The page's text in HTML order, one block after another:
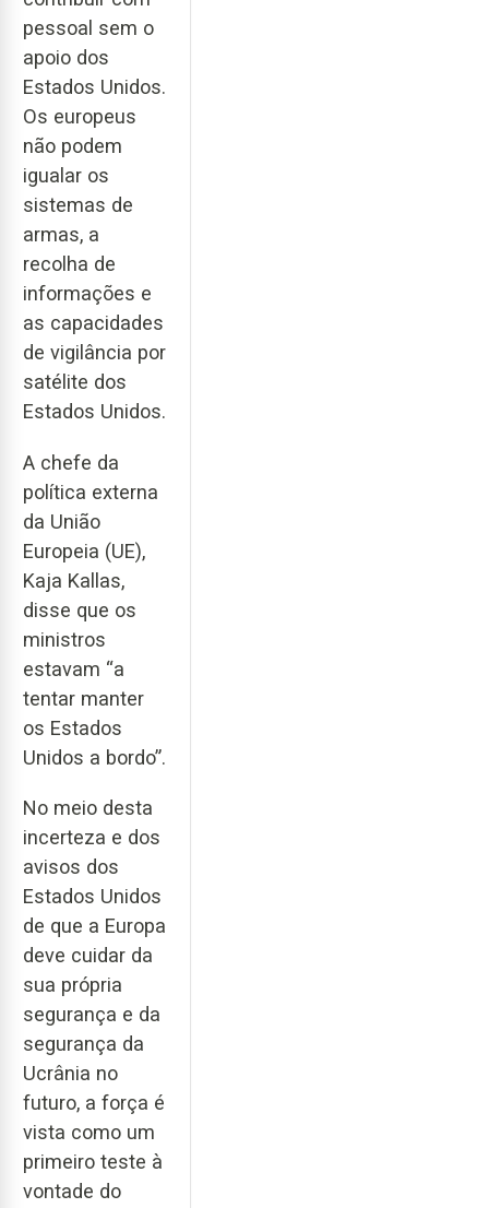
pessoal sem o
apoio dos
Estados Unidos.
Os europeus
não podem
igualar os
sistemas de
armas, a
recolha de
informações e
as capacidades
de vigilância por
satélite dos
Estados Unidos.
A chefe da
política externa
da União
Europeia (UE),
Kaja Kallas,
disse que os
ministros
estavam “a
tentar manter
os Estados
Unidos a bordo”.
No meio desta
incerteza e dos
avisos dos
Estados Unidos
de que a Europa
deve cuidar da
sua própria
segurança e da
segurança da
Ucrânia no
futuro, a força é
vista como um
primeiro teste à
vontade do